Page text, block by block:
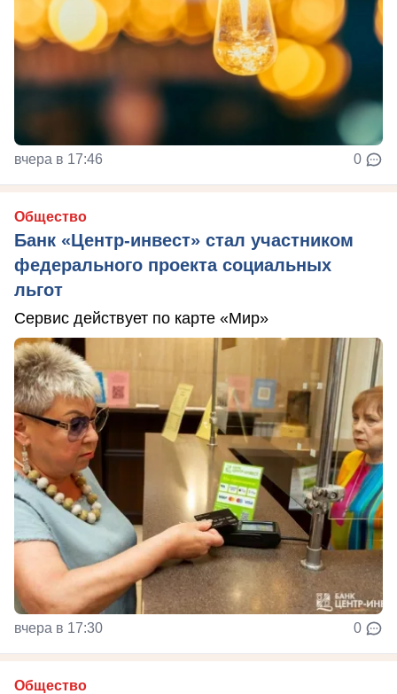
вчера в 17:46 0
Общество
Банк «Центр-инвест» стал участником
федерального проекта социальных
льгот
Сервис действует по карте «Мир»
вчера в 17:30 0
Общество